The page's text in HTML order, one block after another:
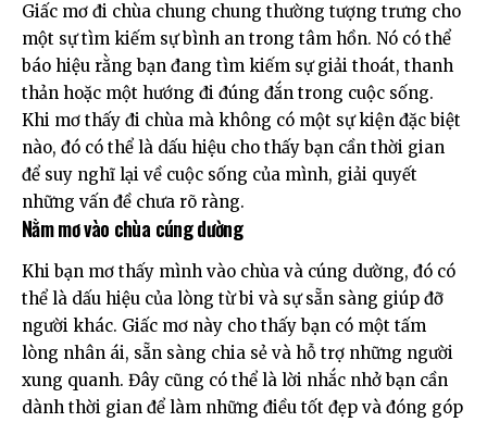
Giấc mơ đi chùa chung chung thường tượng trưng cho
một sự tìm kiếm sự bình an trong tâm hồn. Nó có thể
báo hiệu rằng bạn đang tìm kiếm sự giải thoát, thanh
thản hoặc một hướng đi đúng đắn trong cuộc sống.
Khi mơ thấy đi chùa mà không có một sự kiện đặc biệt
nào, đó có thể là dấu hiệu cho thấy bạn cần thời gian
để suy nghĩ lại về cuộc sống của mình, giải quyết
những vấn đề chưa rõ ràng.
Nằm mơ vào chùa cúng dường
Khi bạn mơ thấy mình vào chùa và cúng dường, đó có
thể là dấu hiệu của lòng từ bi và sự sẵn sàng giúp đỡ
người khác. Giấc mơ này cho thấy bạn có một tấm
lòng nhân ái, sẵn sàng chia sẻ và hỗ trợ những người
xung quanh. Đây cũng có thể là lời nhắc nhở bạn cần
dành thời gian để làm những điều tốt đẹp và đóng góp